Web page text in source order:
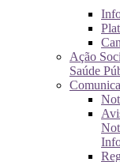
Ação
Saúde